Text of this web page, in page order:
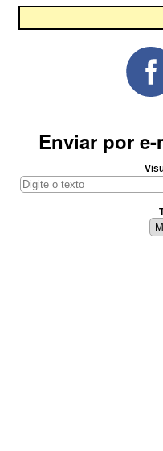
Enviar por